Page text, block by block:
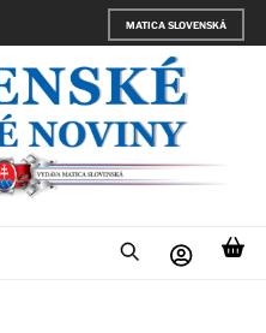
MATICA SLOVENSKÁ